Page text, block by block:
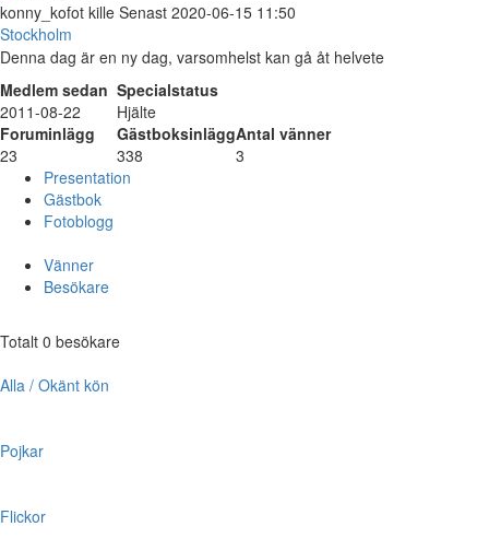
konny_kofot kille Senast 2020-06-15 11:50
Stockholm
Denna dag är en ny dag, varsomhelst kan gå åt helvete
Medlem sedan Specialstatus
2011-08-22
Hjälte
Foruminlägg
GästboksinläggAntal vänner
23
338
3
Presentation
Gästbok
Fotoblogg
Vänner
Besökare
Totalt 0 besökare
Alla / Okänt kön
Pojkar
Flickor